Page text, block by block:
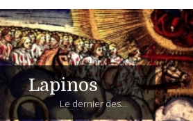
Lapinos
Le dernier des...